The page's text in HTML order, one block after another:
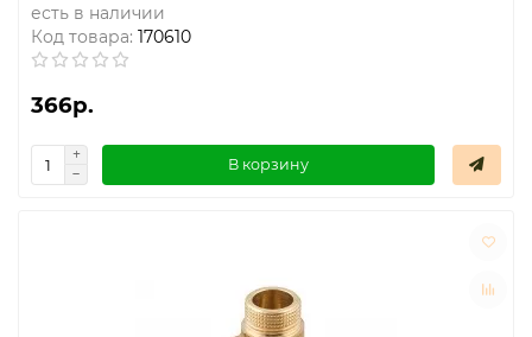
есть в наличии
Код товара: 170610
366р.
В корзину